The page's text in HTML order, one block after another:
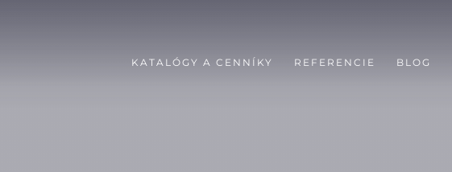
KATALÓGY A CENNÍKY REFERENCIE BLOG